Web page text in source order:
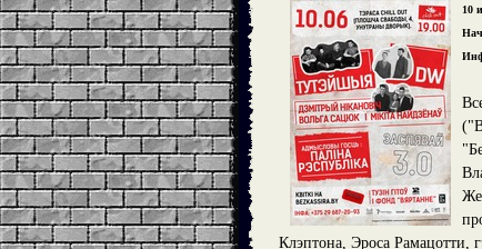
10
Клэптона, Эроса